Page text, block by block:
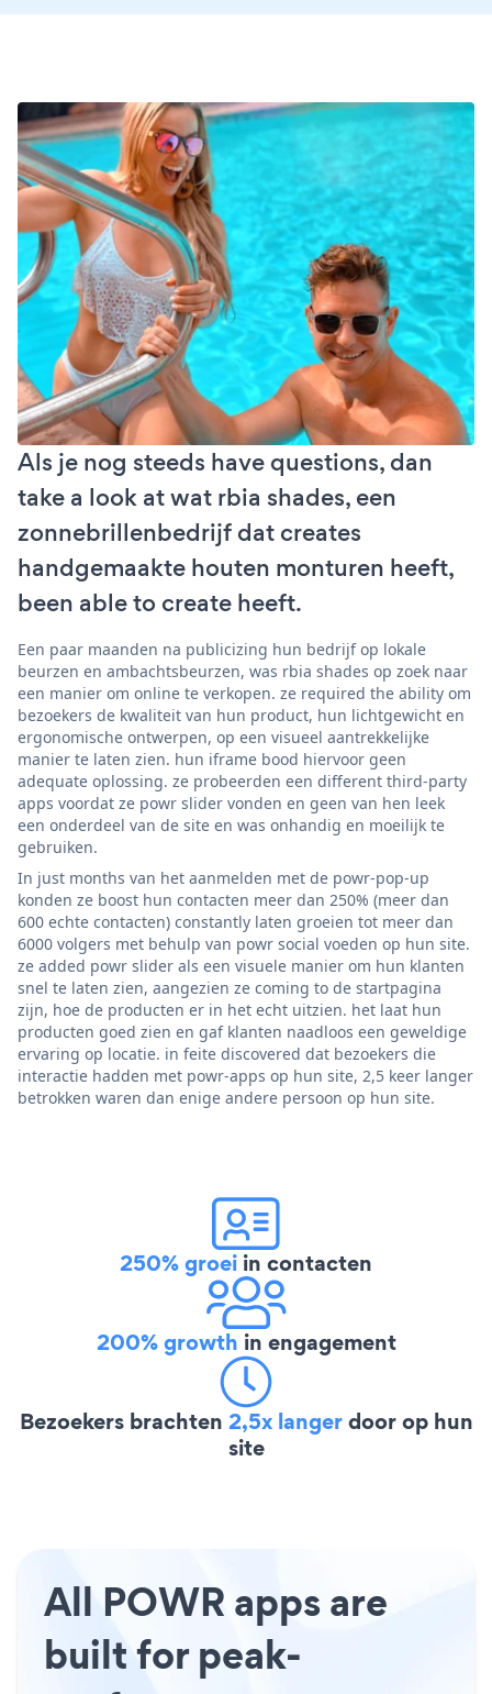
Als je nog steeds have questions, dan
take a look at wat rbia shades, een
zonnebrillenbedrijf dat creates
handgemaakte houten monturen heeft,
been able to create heeft.
Een paar maanden na publicizing hun bedrijf op lokale
beurzen en ambachtsbeurzen, was rbia shades op zoek naar
een manier om online te verkopen. ze required the ability om
bezoekers de kwaliteit van hun product, hun lichtgewicht en
ergonomische ontwerpen, op een visueel aantrekkelijke
manier te laten zien. hun iframe bood hiervoor geen
adequate oplossing. ze probeerden een different third-party
apps voordat ze powr slider vonden en geen van hen leek
een onderdeel van de site en was onhandig en moeilijk te
gebruiken.
In just months van het aanmelden met de powr-pop-up
konden ze boost hun contacten meer dan 250% (meer dan
600 echte contacten) constantly laten groeien tot meer dan
6000 volgers met behulp van powr social voeden op hun site.
ze added powr slider als een visuele manier om hun klanten
snel te laten zien, aangezien ze coming to de startpagina
zijn, hoe de producten er in het echt uitzien. het laat hun
producten goed zien en gaf klanten naadloos een geweldige
ervaring op locatie. in feite discovered dat bezoekers die
interactie hadden met powr-apps op hun site, 2,5 keer langer
betrokken waren dan enige andere persoon op hun site.
250% groei in contacten
200% growth in engagement
Bezoekers brachten 2,5x langerdoor op hun
site
All POWR apps are
built for peak-